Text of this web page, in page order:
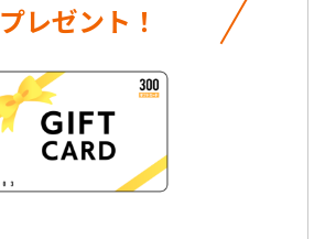
プレゼント！